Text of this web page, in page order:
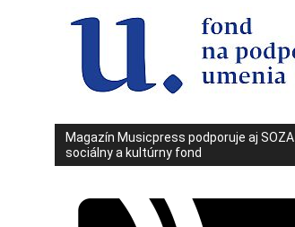
Magazín Musicpress podporuje aj SOZA
sociálny a kultúrny fond